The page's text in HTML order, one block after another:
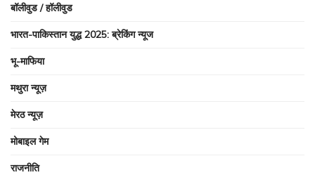
बॉलीवुड / हॉलीवुड
भारत-पाकिस्तान युद्ध 2025: ब्रेकिंग न्यूज
भू-माफिया
मथुरा न्यूज़
मेरठ न्यूज़
मोबाइल गेम
राजनीति